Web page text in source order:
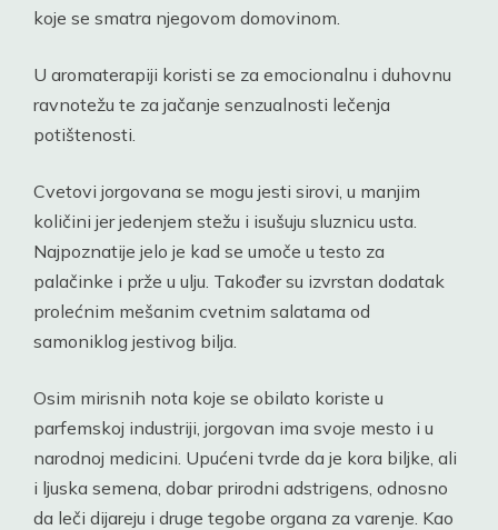
koje se smatra njegovom domovinom.
U aromaterapiji koristi se za emocionalnu i duhovnu
ravnotežu te za jačanje senzualnosti lečenja
potištenosti.
Cvetovi jorgovana se mogu jesti sirovi, u manjim
količini jer jedenjem stežu i isušuju sluznicu usta.
Najpoznatije jelo je kad se umoče u testo za
palačinke i prže u ulju. Također su izvrstan dodatak
prolećnim mešanim cvetnim salatama od
samoniklog jestivog bilja.
Osim mirisnih nota koje se obilato koriste u
parfemskoj industriji, jorgovan ima svoje mesto i u
narodnoj medicini. Upućeni tvrde da je kora biljke, ali
i ljuska semena, dobar prirodni adstrigens, odnosno
da leči dijareju i druge tegobe organa za varenje. Kao